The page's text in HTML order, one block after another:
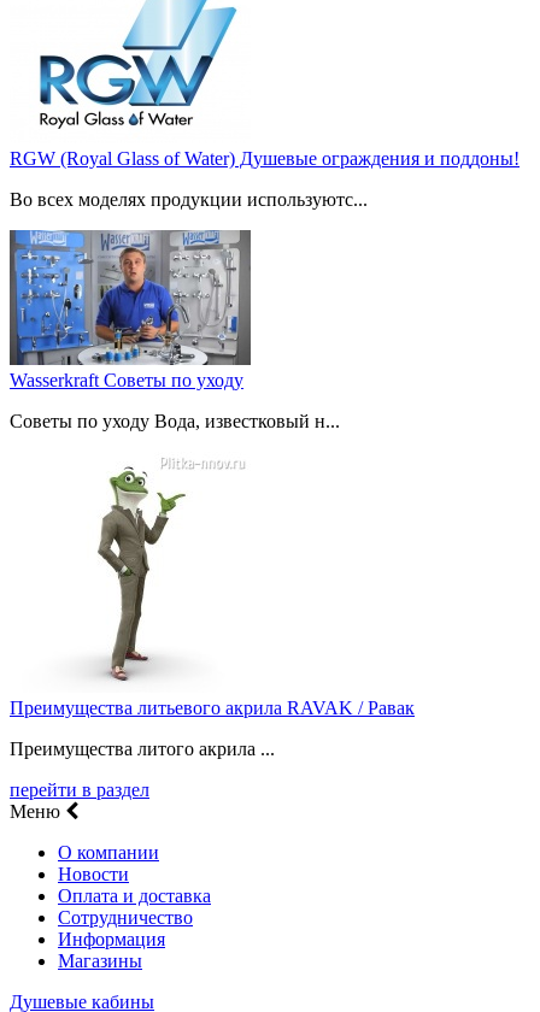
RGW (Royal Glass of Water) Душевые ограждения и поддоны!
Во всех моделях продукции используютс...
Wasserkraft Советы по уходу
Советы по уходу Вода, известковый н...
Преимущества литьевого акрила RAVAK / Равак
Преимущества литого акрила ...
перейти в раздел
Меню
О компании
Новости
Оплата и доставка
Сотрудничество
Информация
Магазины
Душевые кабины